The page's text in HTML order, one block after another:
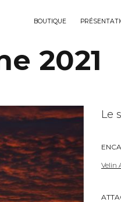
BOUTIQUE
2021
Le
Velin